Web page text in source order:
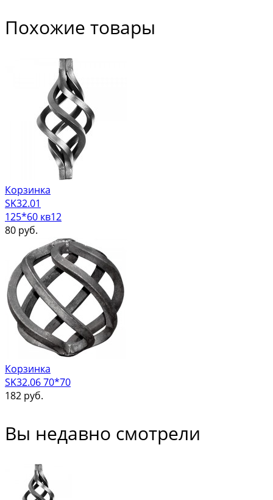
Похожие товары
Корзинка
SK32.01
125*60 кв12
80 руб.
Корзинка
SK32.06 70*70
182 руб.
Вы недавно смотрели